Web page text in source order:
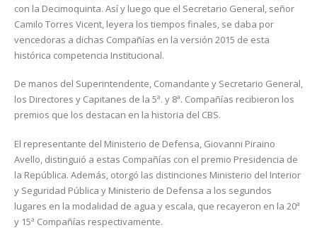
con la Decimoquinta. Así y luego que el Secretario General, señor
Camilo Torres Vicent, leyera los tiempos finales, se daba por
vencedoras a dichas Compañías en la versión 2015 de esta
histórica competencia Institucional.
De manos del Superintendente, Comandante y Secretario General,
los Directores y Capitanes de la 5ª. y 8ª. Compañías recibieron los
premios que los destacan en la historia del CBS.
El representante del Ministerio de Defensa, Giovanni Piraino
Avello, distinguió a estas Compañías con el premio Presidencia de
la República. Además, otorgó las distinciones Ministerio del Interior
y Seguridad Pública y Ministerio de Defensa a los segundos
lugares en la modalidad de agua y escala, que recayeron en la 20ª
y 15ª Compañías respectivamente.